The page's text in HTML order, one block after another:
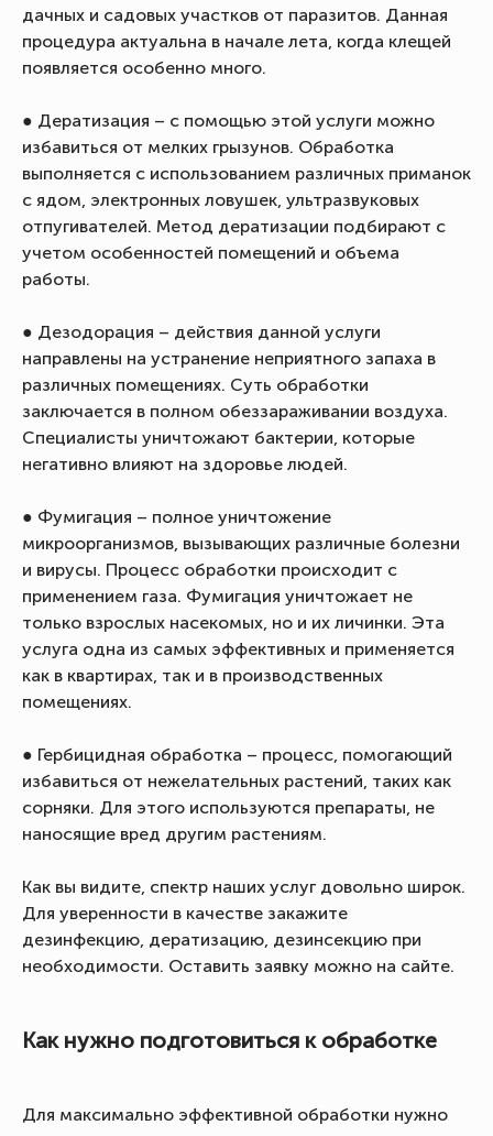
дачных и садовых участков от паразитов. Данная
процедура актуальна в начале лета, когда клещей
появляется особенно много.
● Дератизация – с помощью этой услуги можно
избавиться от мелких грызунов. Обработка
выполняется с использованием различных приманок
с ядом, электронных ловушек, ультразвуковых
отпугивателей. Метод дератизации подбирают с
учетом особенностей помещений и объема
работы.
● Дезодорация – действия данной услуги
направлены на устранение неприятного запаха в
различных помещениях. Суть обработки
заключается в полном обеззараживании воздуха.
Специалисты уничтожают бактерии, которые
негативно влияют на здоровье людей.
● Фумигация – полное уничтожение
микроорганизмов, вызывающих различные болезни
и вирусы. Процесс обработки происходит с
применением газа. Фумигация уничтожает не
только взрослых насекомых, но и их личинки. Эта
услуга одна из самых эффективных и применяется
как в квартирах, так и в производственных
помещениях.
● Гербицидная обработка – процесс, помогающий
избавиться от нежелательных растений, таких как
сорняки. Для этого используются препараты, не
наносящие вред другим растениям.
Как вы видите, спектр наших услуг довольно широк.
Для уверенности в качестве закажите
дезинфекцию, дератизацию, дезинсекцию при
необходимости. Оставить заявку можно на сайте.
Как нужно подготовиться к обработке
Для максимально эффективной обработки нужно